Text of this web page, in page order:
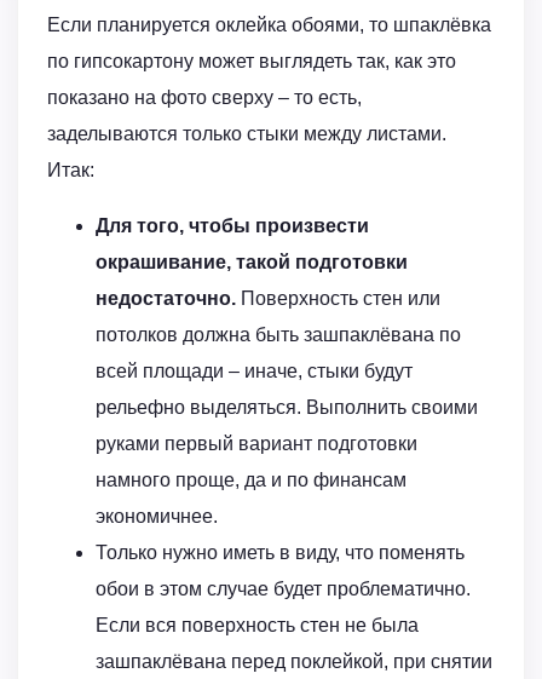
Если планируется оклейка обоями, то шпаклёвка
по гипсокартону может выглядеть так, как это
показано на фото сверху – то есть,
заделываются только стыки между листами.
Итак:
Для того, чтобы произвести
окрашивание, такой подготовки
недостаточно. Поверхность стен или
потолков должна быть зашпаклёвана по
всей площади – иначе, стыки будут
рельефно выделяться. Выполнить своими
руками первый вариант подготовки
намного проще, да и по финансам
экономичнее.
Только нужно иметь в виду, что поменять
обои в этом случае будет проблематично.
Если вся поверхность стен не была
зашпаклёвана перед поклейкой, при снятии